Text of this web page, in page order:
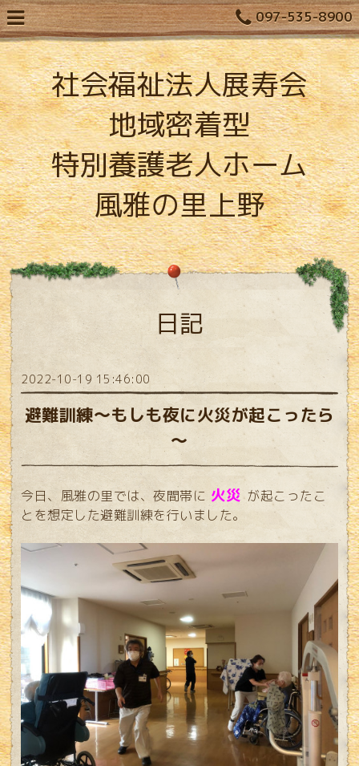
097-535-8900
社会福祉法人展寿会
地域密着型
特別養護老人ホーム
風雅の里上野
日記
2022-10-19 15:46:00
避難訓練～もしも夜に火災が起こったら
～
今日、風雅の里では、夜間帯に 火災 が起こったこ
とを想定した避難訓練を行いました。